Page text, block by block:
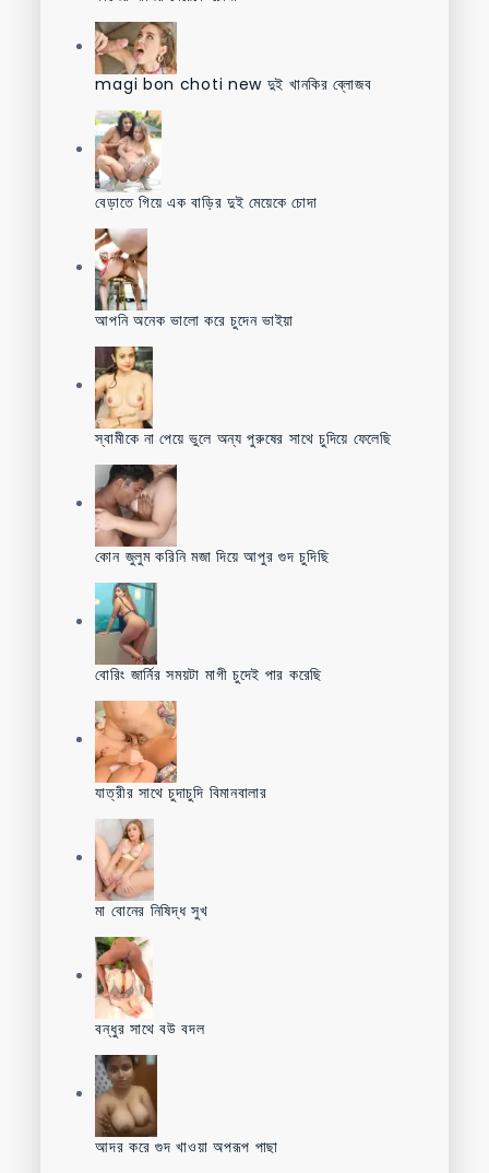
magi bon choti new দুই খানকির ব্লোজব
বেড়াতে গিয়ে এক বাড়ির দুই মেয়েকে চোদা
আপনি অনেক ভালো করে চুদেন ভাইয়া
স্বামীকে না পেয়ে ভুলে অন্য পুরুষের সাথে চুদিয়ে ফেলেছি
কোন জুলুম করিনি মজা দিয়ে আপুর গুদ চুদিছি
বোরিং জার্নির সময়টা মাগী চুদেই পার করেছি
যাত্রীর সাথে চুদাচুদি বিমানবালার
মা বোনের নিষিদ্ধ সুখ
বন্ধুর সাথে বউ বদল
আদর করে গুদ খাওয়া অপরূপ পাছা